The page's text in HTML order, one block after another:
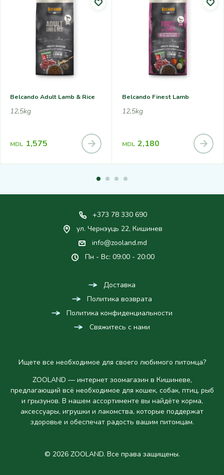
Belcando Adult Lamb & Rice
12,5kg
MDL 1,575
Belcando Finest Lamb
12,5kg
MDL 2,180
+373 78 330 690
ул. Чернэуць 22, Кишинев
info@zooland.md
Пн - Вс: 09:00 - 20:00
Доставка
Политика возврата
Политика конфиденциальности
Свяжитесь с нами
Ищете все необходимое для своего любимого питомца?
ZOOLAND — интернет зоомагазин в Кишиневе,
предлагающий всё необходимое для кошек, собак, птиц, рыб
и грызунов. В нашем ассортименте вы найдёте корма,
аксессуары, игрушки и лакомства, которые поддержат
здоровье и обеспечат радость вашим питомцам.
© 2026 ZOOLAND. Все права защищены.